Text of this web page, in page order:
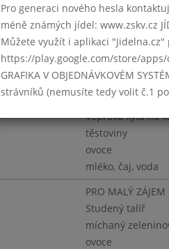
Hovězí se
Přírodní ryba na
brambory m. m.
ovoce
mléko, čaj, voda
Hovězí se
Vepřová kýta na
těstoviny
ovoce
mléko, čaj, voda
PRO MALÝ
Studený talíř
míchaný
ovoce
Pro generaci nového hesla
méně známých jídel: www.zskv.cz
Můžete využít i aplikaci
https://play.google.com/store/
GRAFIKA V OBJEDNÁVKOVÉM
strávníků (nemusíte tedy volit č.1